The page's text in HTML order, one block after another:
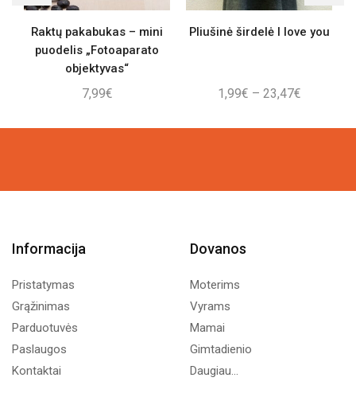
Raktų pakabukas – mini
puodelis „Fotoaparato
objektyvas“
7,99€
Pliušinė širdelė I love you
1,99€ – 23,47€Price
1,99€
Informacija
Pristatymas
Grąžinimas
Parduotuvės
Paslaugos
Kontaktai
Dovanos
Moterims
Vyrams
Mamai
Gimtadienio
Daugiau...